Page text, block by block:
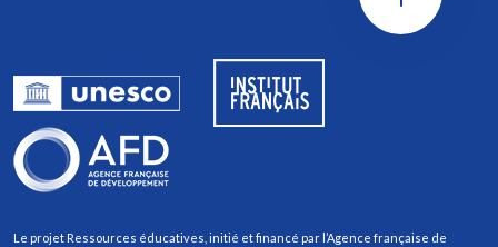
Le projet Ressources éducatives, initié et financé par l’Agence française de